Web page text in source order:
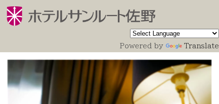
Powered by Translate